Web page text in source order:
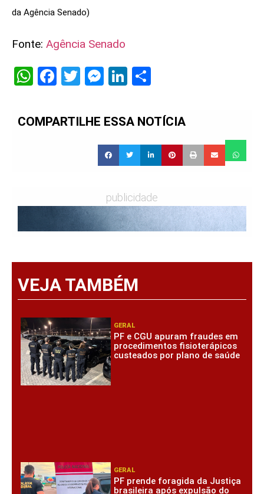
da Agência Senado)
Fonte: Agência Senado
WhatsApp
Facebook
Twitter
Messenger
LinkedIn
COMPARTILHE ESSA NOTÍCIA
publicidade
VEJA TAMBÉM
GERAL
PF e CGU apuram fraudes em
procedimentos fisioterápicos
custeados por plano de saúde
GERAL
PF prende foragida da Justiça
brasileira após expulsão do